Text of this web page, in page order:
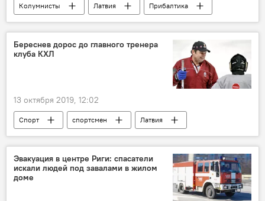
Колумнисты Латвия
Прибалтика
Германия
армия освобождение
Береснев дорос до главного тренера
клуба КХЛ
13 октября 2019, 12:02
Спорт спортсмен
Латвия
Леонид Береснев
тренер
Эвакуация в центре Риги: спасатели
искали людей под завалами в жилом
доме